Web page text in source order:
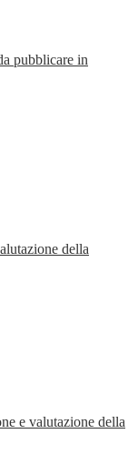
pubblicare in
della
e valutazione della